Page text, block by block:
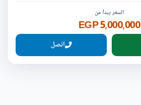
السعر يبدأ من
5,000,000 EGP
اتصل